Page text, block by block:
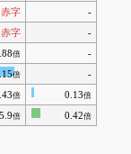
赤字
-
赤字
-
倍
-
倍
-
倍 0.13倍
倍 0.42倍